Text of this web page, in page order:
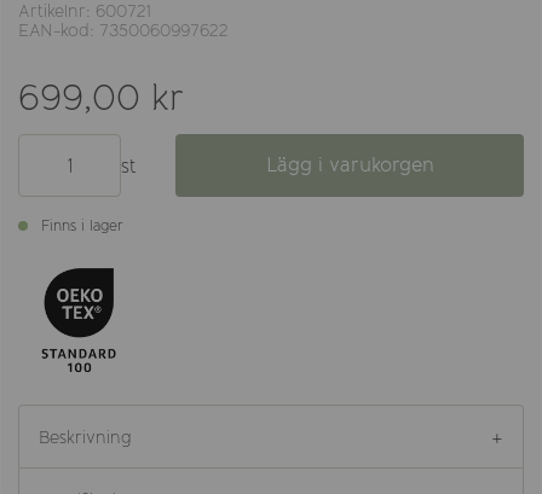
Artikelnr: 600721
EAN-kod: 7350060997622
699,00 kr
st Lägg i varukorgen
Finns i lager
Beskrivning